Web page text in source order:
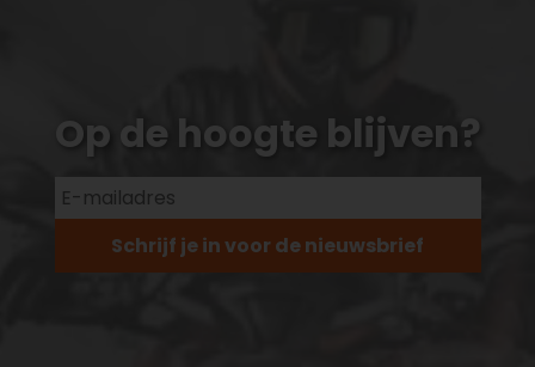
Op de hoogte blijven?
Schrijf je in voor de nieuwsbrief